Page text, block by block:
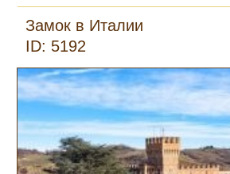
Замок в Италии
ID: 5192